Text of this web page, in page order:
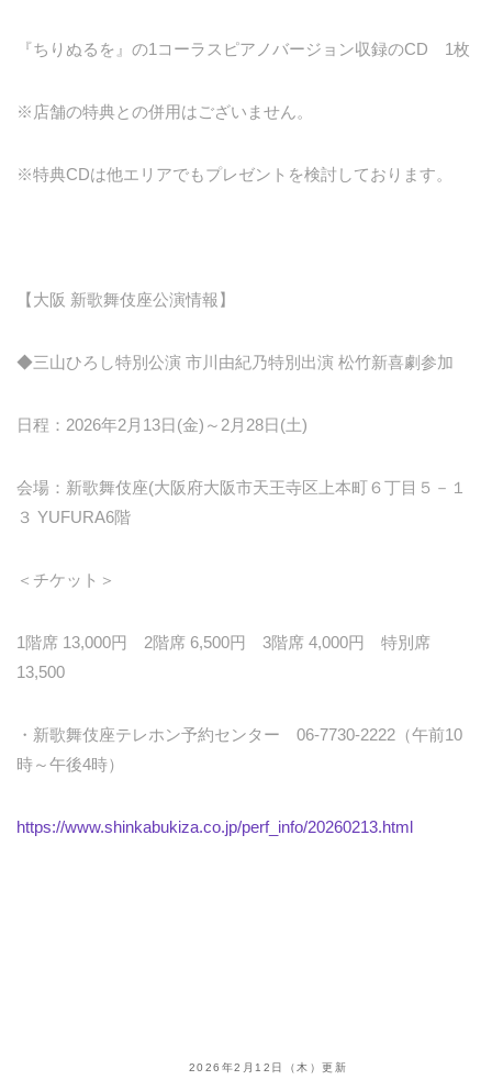
『ちりぬるを』の1コーラスピアノバージョン収録のCD 1枚
※店舗の特典との併用はございません。
※特典CDは他エリアでもプレゼントを検討しております。
【大阪 新歌舞伎座公演情報】
◆三山ひろし特別公演 市川由紀乃特別出演 松竹新喜劇参加
日程：2026年2月13日(金)～2月28日(土)
会場：新歌舞伎座(大阪府大阪市天王寺区上本町６丁目５－１
３ YUFURA6階
＜チケット＞
1階席 13,000円 2階席 6,500円 3階席 4,000円 特別席
13,500
・新歌舞伎座テレホン予約センター 06-7730-2222（午前10
時～午後4時）
https://www.shinkabukiza.co.jp/perf_info/20260213.html
2026年2月12日（木）更新